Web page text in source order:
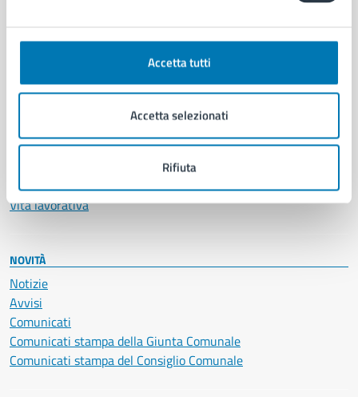
Accetta tutti
Accetta selezionati
Rifiuta
Documenti e certificati
Educazione e formazione
Imprese e commercio
Salute, benessere e assistenza
Servizi Cimiteriali
Vita lavorativa
NOVITÀ
Notizie
Avvisi
Comunicati
Comunicati stampa della Giunta Comunale
Comunicati stampa del Consiglio Comunale